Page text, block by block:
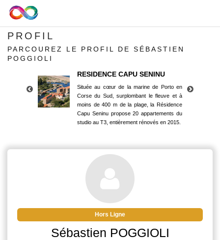
PROFIL
PARCOUREZ LE PROFIL DE SÉBASTIEN
POGGIOLI
RESIDENCE CAPU SENINU
Située au cœur de la marine de Porto en
Corse du Sud, surplombant le fleuve et à
moins de 400 m de la plage, la Résidence
Capu Seninu propose 20 appartements du
studio au T3, entièrement rénovés en 2015.
Corse du Sud, surplombant le fleuve et à
moins de 400 m de la plage, la Résidence
Capu Seninu propose 20 appartements du
studio au T3, entièrement rénovés en 2015.
Hors Ligne
Sébastien POGGIOLI